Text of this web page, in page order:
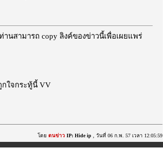
านสามารถ copy ลิงค์ของข่าวนี้เพื่อเผยแพร่
ใจกระทู้นี้ VV
โดย ตนข่าว IP: Hide ip , วันที่ 06 ก.พ. 57 เวลา 12:05:59